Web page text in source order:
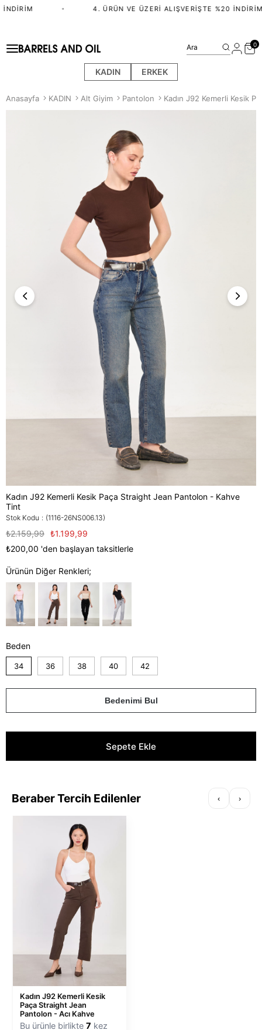
4. ÜRÜN VE ÜZERI ALIŞVERIŞTE %20 İNDIRIM
KADIN ERKEK
Ara 0
Anasayfa KADIN Alt Giyim Pantolon
Kadın J92 Kemerli Kesik Paça Straight Jean Pantolon - Kahve
Tint
Stok Kodu (1116-26NS006.13)
₺2.159,99 ₺1.199,99
₺200,00 'den başlayan taksitlerle
Ürünün Diğer Renkleri;
Beden
34 36 38 40 42
Bedenimi Bul
Beraber Tercih Edilenler ‹ ›
Kadın J92 Kemerli Kesik
Paça Straight Jean
Pantolon - Acı Kahve
Bu ürünle birlikte 7 kez